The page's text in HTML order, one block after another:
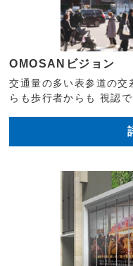
OMOSANビジョン
交通量の多い表参道の交
らも歩行者からも 視認で